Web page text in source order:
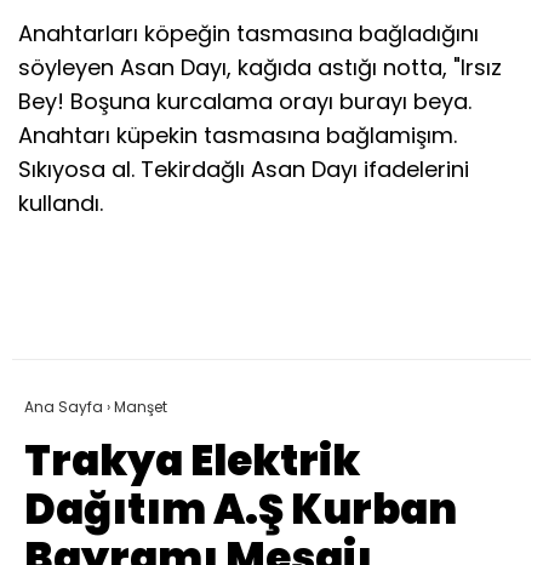
Anahtarları köpeğin tasmasına bağladığını
söyleyen Asan Dayı, kağıda astığı notta, "Irsız
Bey! Boşuna kurcalama orayı burayı beya.
Anahtarı küpekin tasmasına bağlamişım.
Sıkıyosa al. Tekirdağlı Asan Dayı ifadelerini
kullandı.
Ana Sayfa ›Manşet
Trakya Elektrik
Dağıtım A.Ş Kurban